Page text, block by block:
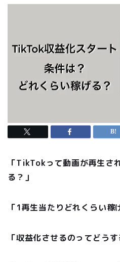
「TikTokって動画が再生さ
る？」
「1再生当たりどれくらい稼
「収益化させるのってどうす